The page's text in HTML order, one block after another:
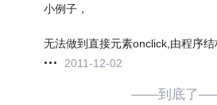
小例子，
无法做到直接元素onclick,由程序结
2011-12-02
——到底了